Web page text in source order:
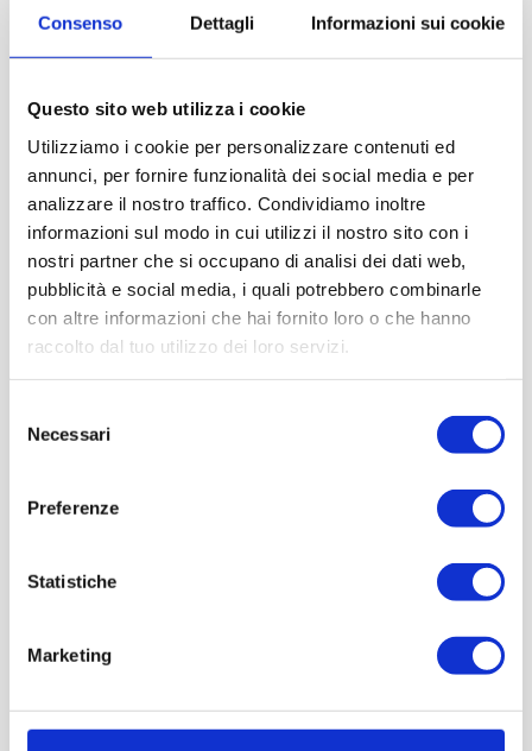
Consenso Dettagli Informazioni sui cookie
Questo sito web utilizza i cookie
Utilizziamo i cookie per personalizzare contenuti ed
annunci, per fornire funzionalità dei social media e per
analizzare il nostro traffico. Condividiamo inoltre
informazioni sul modo in cui utilizzi il nostro sito con i
nostri partner che si occupano di analisi dei dati web,
pubblicità e social media, i quali potrebbero combinarle
con altre informazioni che hai fornito loro o che hanno
raccolto dal tuo utilizzo dei loro servizi.
delNecessari
Preferenze
Statistiche
Marketing